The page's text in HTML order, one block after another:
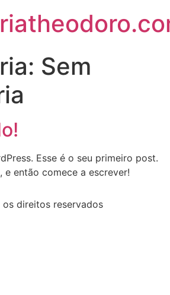
Sem
Esse é o seu primeiro post.
então comece a escrever!
os direitos reservados